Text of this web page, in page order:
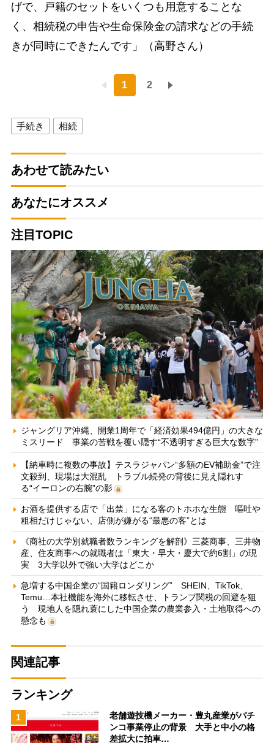
げで、戸籍のセットをいくつも用意することな
く、相続税の申告や生命保険金の請求などの手続
きが同時にできたんです」（高野さん）
1 2
手続き 相続
あわせて読みたい
あなたにオススメ
注目TOPIC
ジャングリア沖縄、開業1周年で「経済効果494億円」の大きな
ミスリード 事業の苦戦を覆い隠す“不透明すぎる巨大な数字”
【納車時に複数の事故】テスラジャパン“多額のEV補助金”で注
文殺到、現場は大混乱 トラブル続発の背後に見え隠れす
る“イーロンの右腕”の影
お酒を提供する店で「出禁」になる客のトホホな生態 嘔吐や
粗相だけじゃない、店側が嫌がる“最悪の客”とは
《商社の大学別就職者数ランキングを解剖》三菱商事、三井物
産、住友商事への就職者は「東大・早大・慶大で約6割」の現
実 3大学以外で強い大学はどこか
急増する中国企業の“国籍ロンダリング” SHEIN、TikTok、
Temu…本社機能を海外に移転させ、トランプ関税の回避を狙
う 現地人を隠れ蓑にした中国企業の農業参入・土地取得への
懸念も
関連記事
ランキング
1
老舗遊技機メーカー・豊丸産業がパチ
ンコ事業停止の背景 大手と中小の格
差拡大に拍車…